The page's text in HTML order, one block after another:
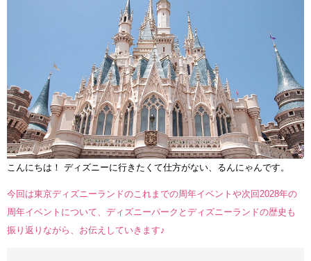
こんにちは！ ディズニーに行きたくて仕方がない、るんにゃんです。
今回は東京ディズニーランドのこれまでの周年イベントや次回2028年の
周年イベントについて、ディズニーパークとディズニーランドの歴史も
振り返りながら、お伝えしていきます♪